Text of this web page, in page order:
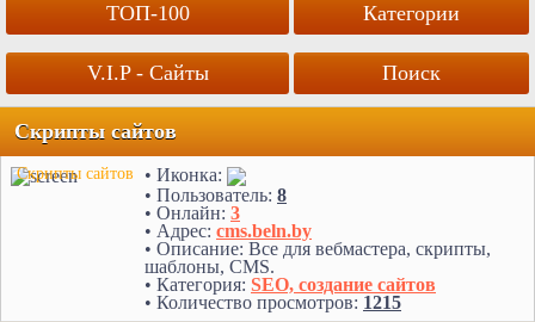
ТОП-100
V.I.P - Сайты
Категории
Поиск
Скрипты сайтов
Скрипты сайтов
• Иконка:
• Пользователь: 8
• Онлайн: 3
• Адрес: cms.beln.by
• Описание: Все для вебмастера, скрипты,
шаблоны, CMS.
• Категория: SEO, создание сайтов
• Количество просмотров: 1215